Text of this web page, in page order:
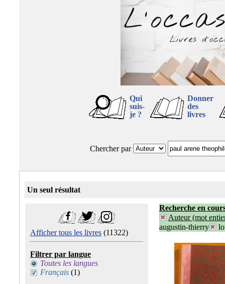
Qui
suis-
je ?
Donner
des
livres
Chercher par
Un seul résultat
Afficher tous les livres (11322)
Filtrer par langue
Toutes les langues
Français (1)
Recherche en
Auteur (mot
augustin-thierry